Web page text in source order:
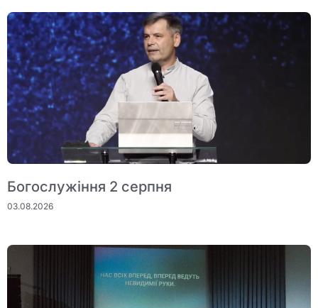
Богослужіння 2 серпня
03.08.2026